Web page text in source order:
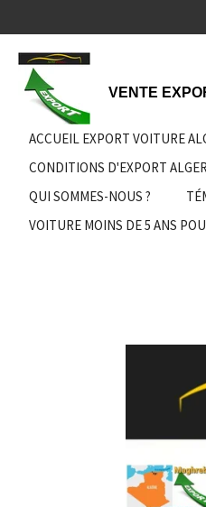
au
contenu
principal
VENTE
ACCUEIL EXPORT VOITURE
CONDITIONS D'EXPORT
QUI SOMMES-NOUS ?
VOITURE MOINS DE 5 ANS